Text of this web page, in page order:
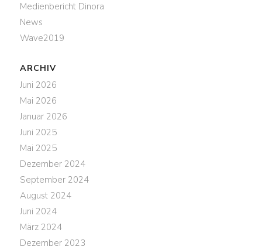
Medienbericht Dinora
News
Wave2019
ARCHIV
Juni 2026
Mai 2026
Januar 2026
Juni 2025
Mai 2025
Dezember 2024
September 2024
August 2024
Juni 2024
März 2024
Dezember 2023